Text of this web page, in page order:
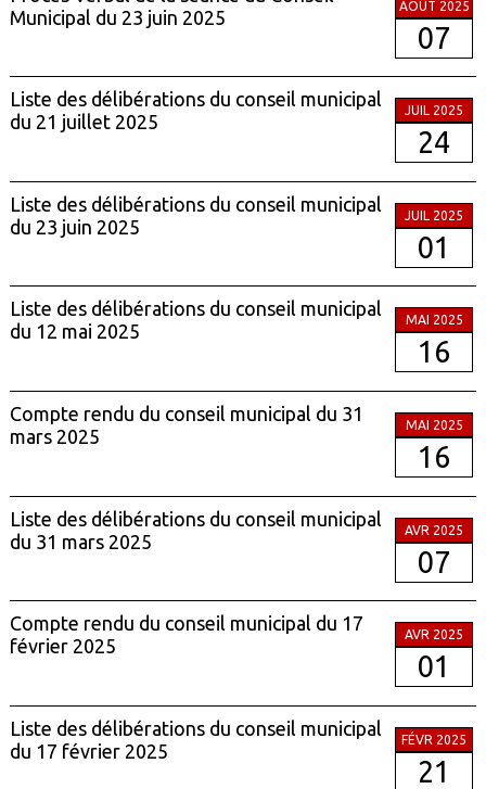
Municipal du 23 juin 2025
AOÛT 2025
07
Liste des délibérations du conseil municipal
du 21 juillet 2025
JUIL 2025
24
Liste des délibérations du conseil municipal
du 23 juin 2025
JUIL 2025
01
Liste des délibérations du conseil municipal
du 12 mai 2025
MAI 2025
16
Compte rendu du conseil municipal du 31
mars 2025
MAI 2025
16
Liste des délibérations du conseil municipal
du 31 mars 2025
AVR 2025
07
Compte rendu du conseil municipal du 17
février 2025
AVR 2025
01
Liste des délibérations du conseil municipal
du 17 février 2025
FÉVR 2025
21